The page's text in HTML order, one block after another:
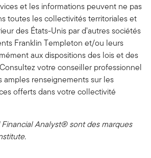
et les informations peuvent ne pas
toutes les collectivités territoriales et
des États-Unis par d’autres sociétés
Franklin Templeton et/ou leurs
aux dispositions des lois et des
votre conseiller professionnel
amples renseignements sur les
offerts dans votre collectivité
Analyst® sont des marques